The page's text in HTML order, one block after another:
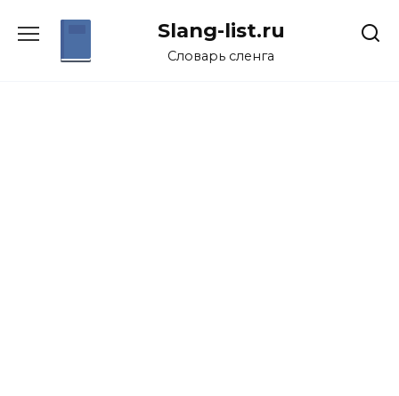
Slang-list.ru
Словарь сленга